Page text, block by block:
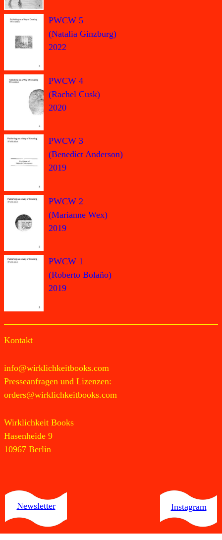
PWCW 5
(Natalia Ginzburg)
2022
PWCW 4
(Rachel Cusk)
2020
PWCW 3
(Benedict Anderson)
2019
PWCW 2
(Marianne Wex)
2019
PWCW 1
(Roberto Bolaño)
2019
Kontakt
info@wirklichkeitbooks.com
Presseanfragen und Lizenzen:
orders@wirklichkeitbooks.com
Wirklichkeit Books
Hasenheide 9
10967 Berlin
Newsletter Instagram